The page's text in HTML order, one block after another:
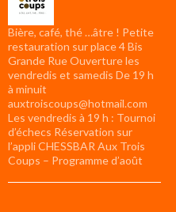
Bière, café, thé …âtre ! Petite
restauration sur place 4 Bis
Grande Rue Ouverture les
vendredis et samedis De 19 h
à minuit
auxtroiscoups@hotmail.com
Les vendredis à 19 h : Tournoi
d’échecs Réservation sur
l’appli CHESSBAR Aux Trois
Coups – Programme d’août